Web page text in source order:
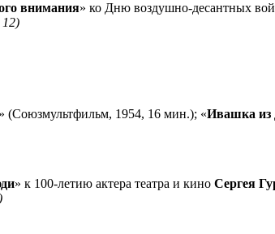
внимания» ко Дню воздушно-десантных
» (Союзмультфильм, 1954, 16 мин.); «Ивашка из
» к 100-летию актера театра и кино Сергея